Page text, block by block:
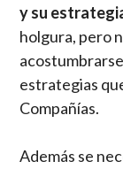
y su
holgura, pero
estrategias
Compañías.
Además se